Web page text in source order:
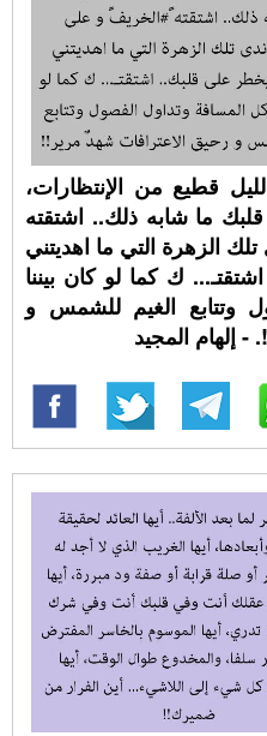
قطيع من الإنتظارات،
ما شابه ذلك.. اشتقته
الزهرة التي ما اهديتني
ك كما لو كان بيننا
وتتابع الغيم للشمس و
إلهام المجيد